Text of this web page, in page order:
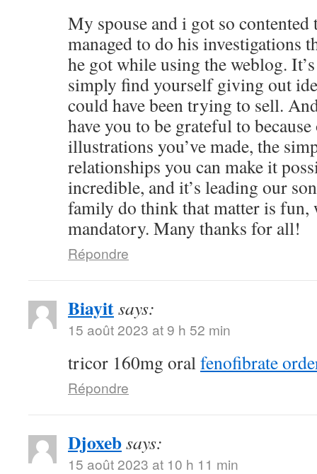
My spouse and i got so contented
managed to do his investigations
he got while using the weblog.
simply find yourself giving out
could have been trying to sell.
have you to be grateful to
illustrations you’ve made, the
relationships you can make it
incredible, and it’s leading our
family do think that matter is
mandatory. Many thanks for all!
Répondre
Biayitsays:
15 août 2023 at 9 h 52 min
tricor 160mg oralfenofibrate
Répondre
Djoxebsays:
15 août 2023 at 10 h 11 min